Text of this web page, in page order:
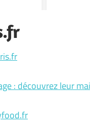
: découvrez leur